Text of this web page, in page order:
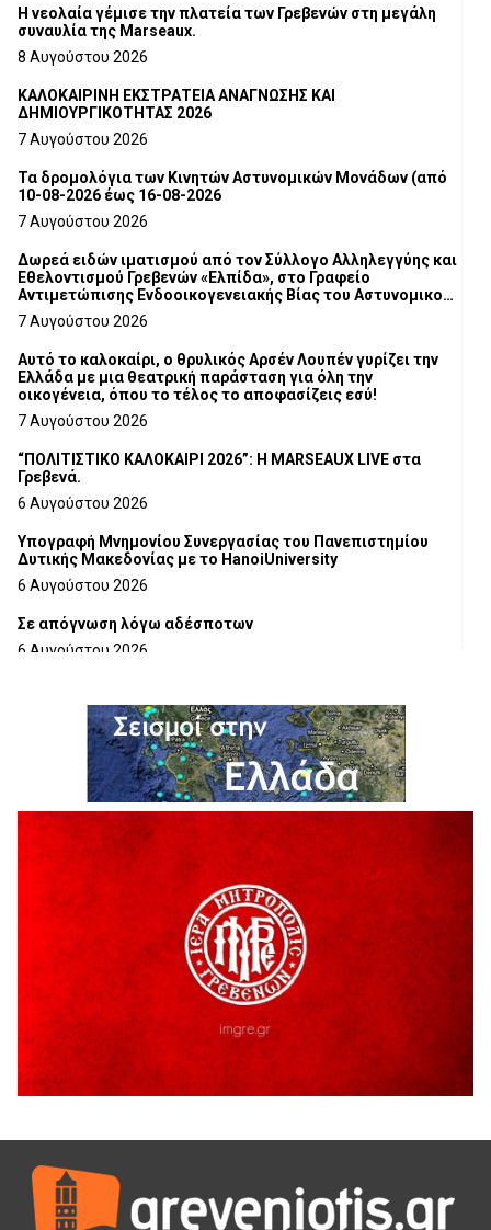
Η νεολαία γέμισε την πλατεία των Γρεβενών στη μεγάλη
συναυλία της Marseaux.
8 Αυγούστου 2026
ΚΑΛΟΚΑΙΡΙΝΗ ΕΚΣΤΡΑΤΕΙΑ ΑΝΑΓΝΩΣΗΣ ΚΑΙ
ΔΗΜΙΟΥΡΓΙΚΟΤΗΤΑΣ 2026
7 Αυγούστου 2026
Τα δρομολόγια των Κινητών Αστυνομικών Μονάδων (από
10-08-2026 έως 16-08-2026
7 Αυγούστου 2026
Δωρεά ειδών ιματισμού από τον Σύλλογο Αλληλεγγύης και
Εθελοντισμού Γρεβενών «Ελπίδα», στο Γραφείο
Αντιμετώπισης Ενδοοικογενειακής Βίας του Αστυνομικού
Τμήματος Γρεβενών
7 Αυγούστου 2026
Αυτό το καλοκαίρι, ο θρυλικός Αρσέν Λουπέν γυρίζει την
Ελλάδα με μια θεατρική παράσταση για όλη την
οικογένεια, όπου το τέλος το αποφασίζεις εσύ!
7 Αυγούστου 2026
“ΠΟΛΙΤΙΣΤΙΚΟ ΚΑΛΟΚΑΙΡΙ 2026”: Η MARSEAUX LIVE στα
Γρεβενά.
6 Αυγούστου 2026
Υπογραφή Μνημονίου Συνεργασίας του Πανεπιστημίου
Δυτικής Μακεδονίας με το HanoiUniversity
6 Αυγούστου 2026
Σε απόγνωση λόγω αδέσποτων
6 Αυγούστου 2026
6 Αυγούστου 2026
Ολοκληρώνεται η ασφαλτόστρωση της οδού Περιβόλι –
6 Αυγούστου 2026
H παραδοχή λαθών είναι (και) δύναμη
5 Αυγούστου 2026
Ο ΑΝΔΡΕΑΣ ΑΣΛΑΝΙΔΗΣ ΣΥΝΕΧΙΖΕΙ ΣΤΟΝ ΠΡΩΤΕΑ
ΓΡΕΒΕΝΩΝ
5 Αυγούστου 2026
Ευχαριστήριο Εκπολιτιστικού Συλλόγου Ταξιάρχη προς κ.
Παρασχάκη Αθανάσιο
5 Αυγούστου 2026
Διακοπή υδροδότησης του Α΄ κλάδου ύδρευσης
5 Αυγούστου 2026
Θερινό Σινεμά στο πλαίσιο του «Πολιτιστικού
Καλοκαιριού 2026» με την βραβευμένη ταινία «Μικρές